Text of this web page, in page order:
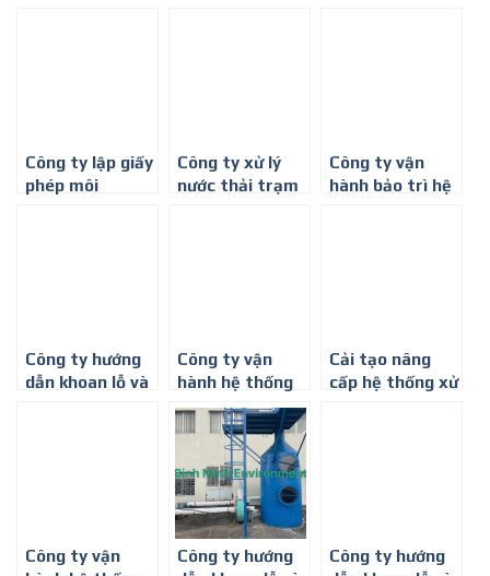
Công ty lập giấy
phép môi
Công ty xử lý
nước thải trạm
Công ty vận
hành bảo trì hệ
Công ty hướng
dẫn khoan lỗ và
Công ty vận
hành hệ thống
xử lý nước thải
chung cư ở Bình
Phước
Cải tạo nâng
cấp hệ thống xử
Công ty vận
Công ty hướng
Công ty hướng